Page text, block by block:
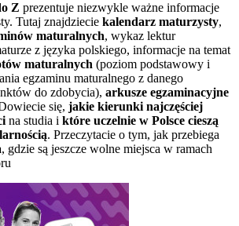
Z prezentuje niezwykle ważne informacje
Tutaj znajdziecie kalendarz maturzysty,
maturalnych, wykaz lektur
z języka polskiego, informacje na temat
maturalnych (poziom podstawowy i
egzaminu maturalnego z danego
do zdobycia), arkusze egzaminacyjne
się, jakie kierunki najczęściej
na studia i które uczelnie w Polsce cieszą
. Przeczytacie o tym, jak przebiega
, gdzie są jeszcze wolne miejsca w ramach